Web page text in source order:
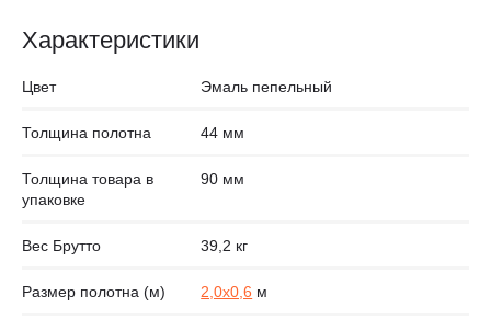
Характеристики
Цвет Эмаль пепельный
Толщина полотна 44 мм
Толщина товара в
упаковке
90 мм
Вес Брутто 39,2 кг
Размер полотна (м) 2,0х0,6 м